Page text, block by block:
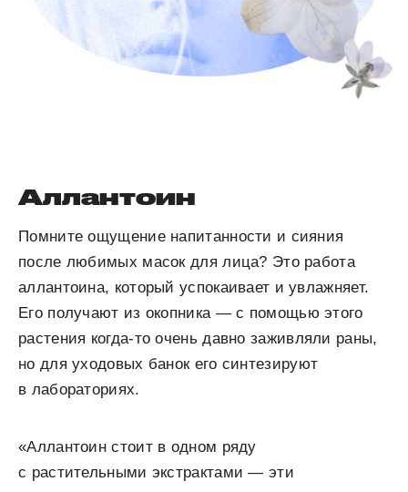
Аллантоин
Помните ощущение напитанности и сияния
после любимых масок для лица? Это работа
аллантоина, который успокаивает и увлажняет.
Его получают из окопника — с помощью этого
растения когда-то очень давно заживляли раны,
но для уходовых банок его синтезируют
в лабораториях.
«Аллантоин стоит в одном ряду
с растительными экстрактами — эти